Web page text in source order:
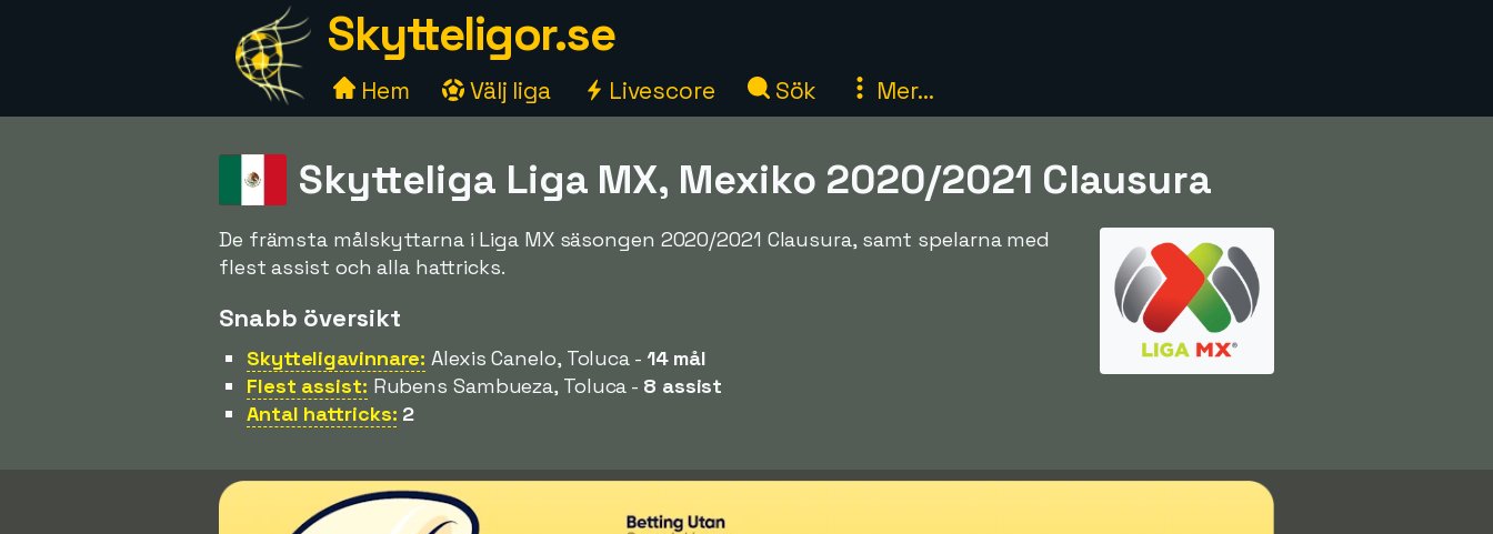
Skytteligor.se
Hem Välj liga Livescore Sök Mer...
Skytteliga Liga MX, Mexiko 2020/2021 Clausura
De främsta målskyttarna i Liga MX säsongen 2020/2021 Clausura, samt spelarna med
flest assist och alla hattricks.
Snabb översikt
Skytteligavinnare: Alexis Canelo, Toluca - 14 mål
Flest assist: Rubens Sambueza, Toluca - 8 assist
Antal hattricks: 2